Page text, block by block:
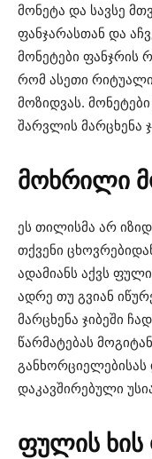
მონეტა და სავსე
ფანჯარასთან და
მონეტები ფანჯრის
რომ ასეთი
მოზიდვას.
შარვლის მარცხენა
მოხრილი
ეს თილისმა არ
თქვენი
ადამიანს აქვს
ადრე თუ გვიან
მარცხენა ჯიბეში
წარმატებას
განხორციელებისას
დაკავშირებული
ფულის ხის